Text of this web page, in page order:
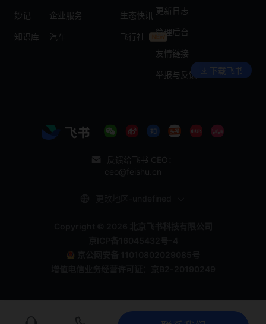
妙记
知识库
企业服务
汽车
生态快讯
飞行社
更新日志
管理后台
友情链接
举报与反馈 下载飞书
反馈给飞书 CEO：
ceo@feishu.cn